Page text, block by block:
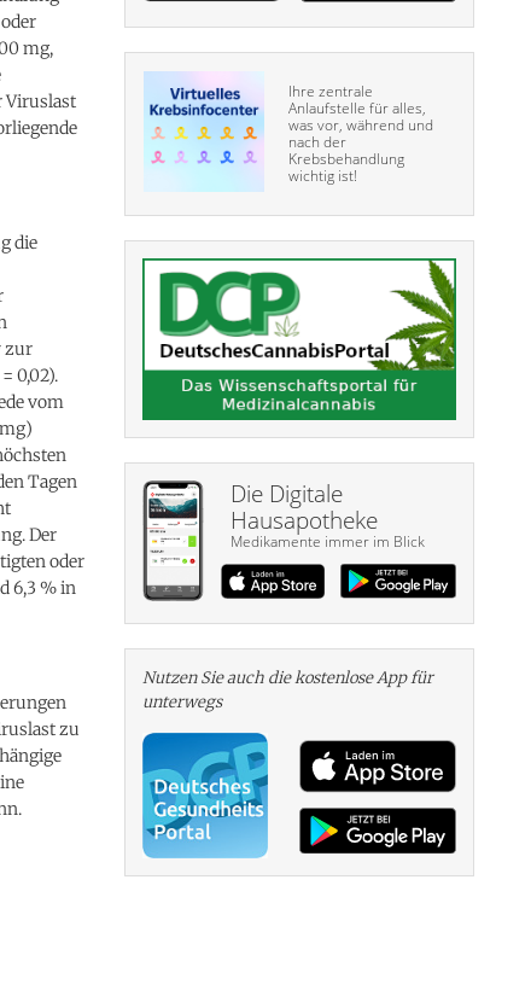
mg,
Viruslast
die
zur
0,02).
vom
Tagen
Der
oder
6,3 % in
zu
Ihre zentrale
Anlaufstelle für alles,
was vor, während und
nach der
Krebsbehandlung
wichtig ist!
Die Digitale
Hausapotheke
Medikamente immer im Blick
Nutzen Sie auch die kosten­lose App für
unterwegs